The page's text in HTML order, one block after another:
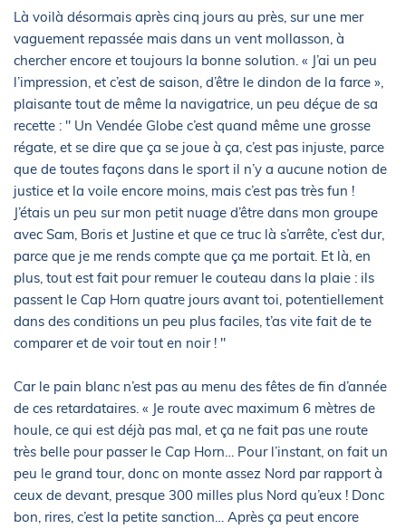
Là voilà désormais après cinq jours au près, sur une mer
vaguement repassée mais dans un vent mollasson, à
chercher encore et toujours la bonne solution. « J’ai un peu
l’impression, et c’est de saison, d’être le dindon de la farce »,
plaisante tout de même la navigatrice, un peu déçue de sa
recette : " Un Vendée Globe c’est quand même une grosse
régate, et se dire que ça se joue à ça, c’est pas injuste, parce
que de toutes façons dans le sport il n’y a aucune notion de
justice et la voile encore moins, mais c’est pas très fun !
J’étais un peu sur mon petit nuage d’être dans mon groupe
avec Sam, Boris et Justine et que ce truc là s’arrête, c’est dur,
parce que je me rends compte que ça me portait. Et là, en
plus, tout est fait pour remuer le couteau dans la plaie : ils
passent le Cap Horn quatre jours avant toi, potentiellement
dans des conditions un peu plus faciles, t’as vite fait de te
comparer et de voir tout en noir ! "
Car le pain blanc n’est pas au menu des fêtes de fin d’année
de ces retardataires. « Je route avec maximum 6 mètres de
houle, ce qui est déjà pas mal, et ça ne fait pas une route
très belle pour passer le Cap Horn… Pour l’instant, on fait un
peu le grand tour, donc on monte assez Nord par rapport à
ceux de devant, presque 300 milles plus Nord qu’eux ! Donc
bon, rires, c’est la petite sanction… Après ça peut encore